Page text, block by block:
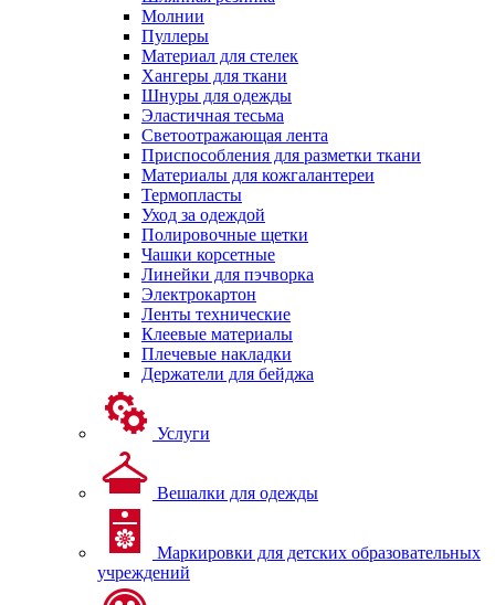
Молнии
Пуллеры
Материал для стелек
Хангеры для ткани
Шнуры для одежды
Эластичная тесьма
Светоотражающая лента
Приспособления для разметки ткани
Материалы для кожгалантереи
Термопласты
Уход за одеждой
Полировочные щетки
Чашки корсетные
Линейки для пэчворка
Электрокартон
Ленты технические
Клеевые материалы
Плечевые накладки
Держатели для бейджа
Услуги
Вешалки для одежды
Маркировки для детских образовательных
учреждений